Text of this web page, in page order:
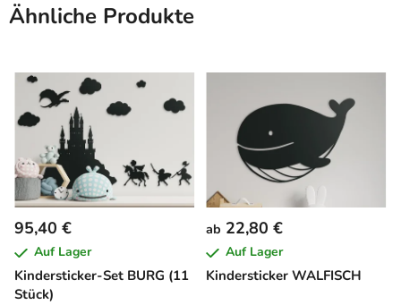
Ähnliche Produkte
Kindersticker-Set BURG (11
Stück)
95,40 €
Auf Lager
Kindersticker WALFISCH
ab 22,80 €
Auf Lager